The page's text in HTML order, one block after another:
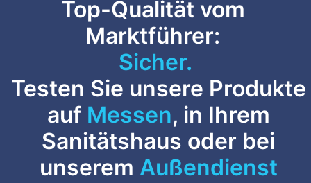
Top-Qualität vom
Marktführer:
Sicher.
Testen Sie unsere Produkte
auf Messen, in Ihrem
Sanitätshaus oder bei
unserem Außendienst